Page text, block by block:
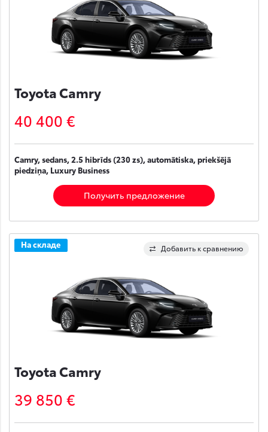
Toyota Camry
40 400 €
Camry, sedans, 2.5 hibrīds (230 zs), automātiska, priekšējā
piedziņa, Luxury Business
Получить предложение
Добавить к сравнению
На складе
Toyota Camry
39 850 €